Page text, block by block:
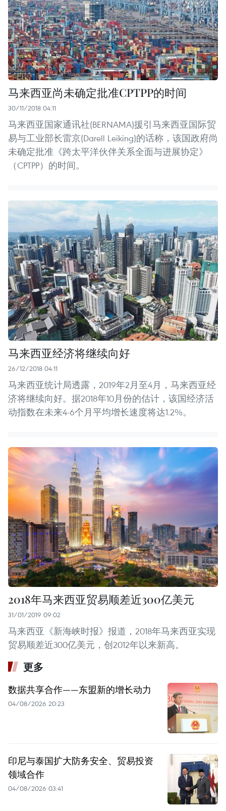
马来西亚尚未确定批准CPTPP的时间
30/11/2018 04:11
马来西亚国家通讯社(BERNAMA)援引马来西亚国际贸
易与工业部长雷京(Darell Leiking)的话称，该国政府尚
未确定批准《跨太平洋伙伴关系全面与进展协定》
（CPTPP）的时间。
马来西亚经济将继续向好
26/12/2018 04:11
马来西亚统计局透露，2019年2月至4月，马来西亚经
济将继续向好。据2018年10月份的估计，该国经济活
动指数在未来4-6个月平均增长速度将达1.2%。
2018年马来西亚贸易顺差近300亿美元
31/01/2019 09:02
马来西亚《新海峡时报》报道，2018年马来西亚实现
贸易顺差近300亿美元，创2012年以来新高。
更多
数据共享合作——东盟新的增长动力
04/08/2026 20:23
印尼与泰国扩大防务安全、贸易投资
领域合作
04/08/2026 03:41